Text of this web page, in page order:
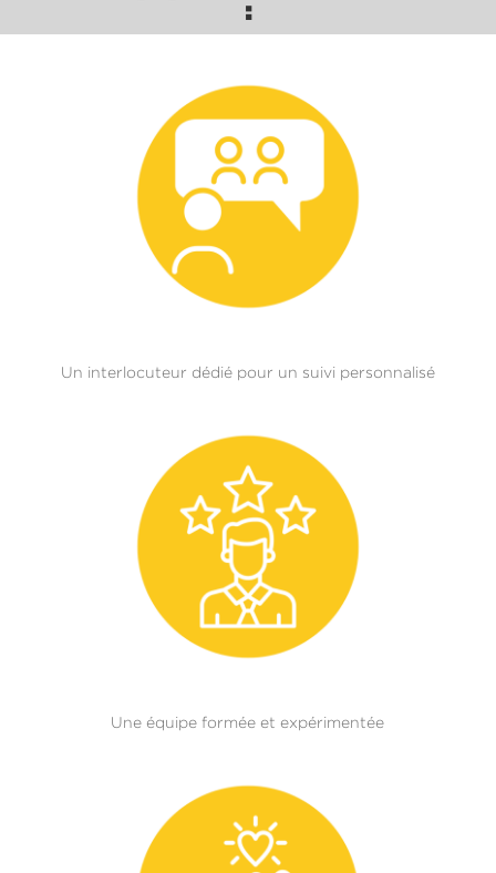
:
Un interlocuteur dédié pour un suivi personnalisé
Une équipe formée et expérimentée